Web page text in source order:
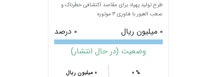
طرح تولید پهپاد برای مقاصد اکتشافی خطرناک و
صعب العبور با فناوری ۳ موتوره
۰ میلیون ریال
۰ درصد
وضعیت (در حال انتشار)
۰ % ۰ میلیون ریال